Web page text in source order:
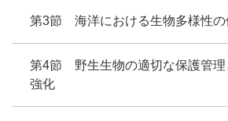
第3節 海洋における生物多様性の
第4節 野生生物の適切な保護管理
強化